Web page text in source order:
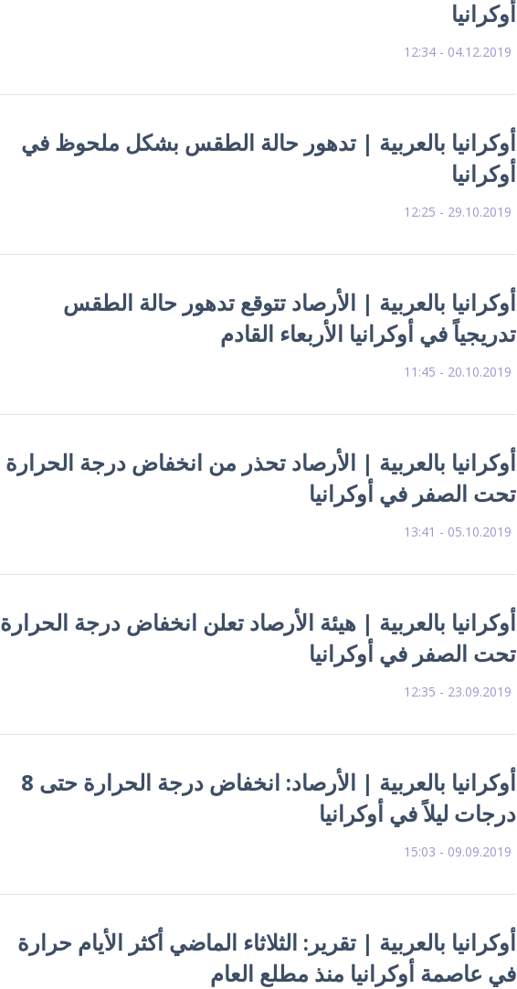
أوكرانيا
04.12.2019 - 12:34
أوكرانيا بالعربية | تدهور حالة الطقس بشكل ملحوظ في
أوكرانيا
29.10.2019 - 12:25
أوكرانيا بالعربية | الأرصاد تتوقع تدهور حالة الطقس
تدريجياً في أوكرانيا الأربعاء القادم
20.10.2019 - 11:45
أوكرانيا بالعربية | الأرصاد تحذر من انخفاض درجة الحرارة
تحت الصفر في أوكرانيا
05.10.2019 - 13:41
أوكرانيا بالعربية | هيئة الأرصاد تعلن انخفاض درجة الحرارة
تحت الصفر في أوكرانيا
23.09.2019 - 12:35
أوكرانيا بالعربية | الأرصاد: انخفاض درجة الحرارة حتى 8
درجات ليلاً في أوكرانيا
09.09.2019 - 15:03
أوكرانيا بالعربية | تقرير: الثلاثاء الماضي أكثر الأيام حرارة
في عاصمة أوكرانيا منذ مطلع العام